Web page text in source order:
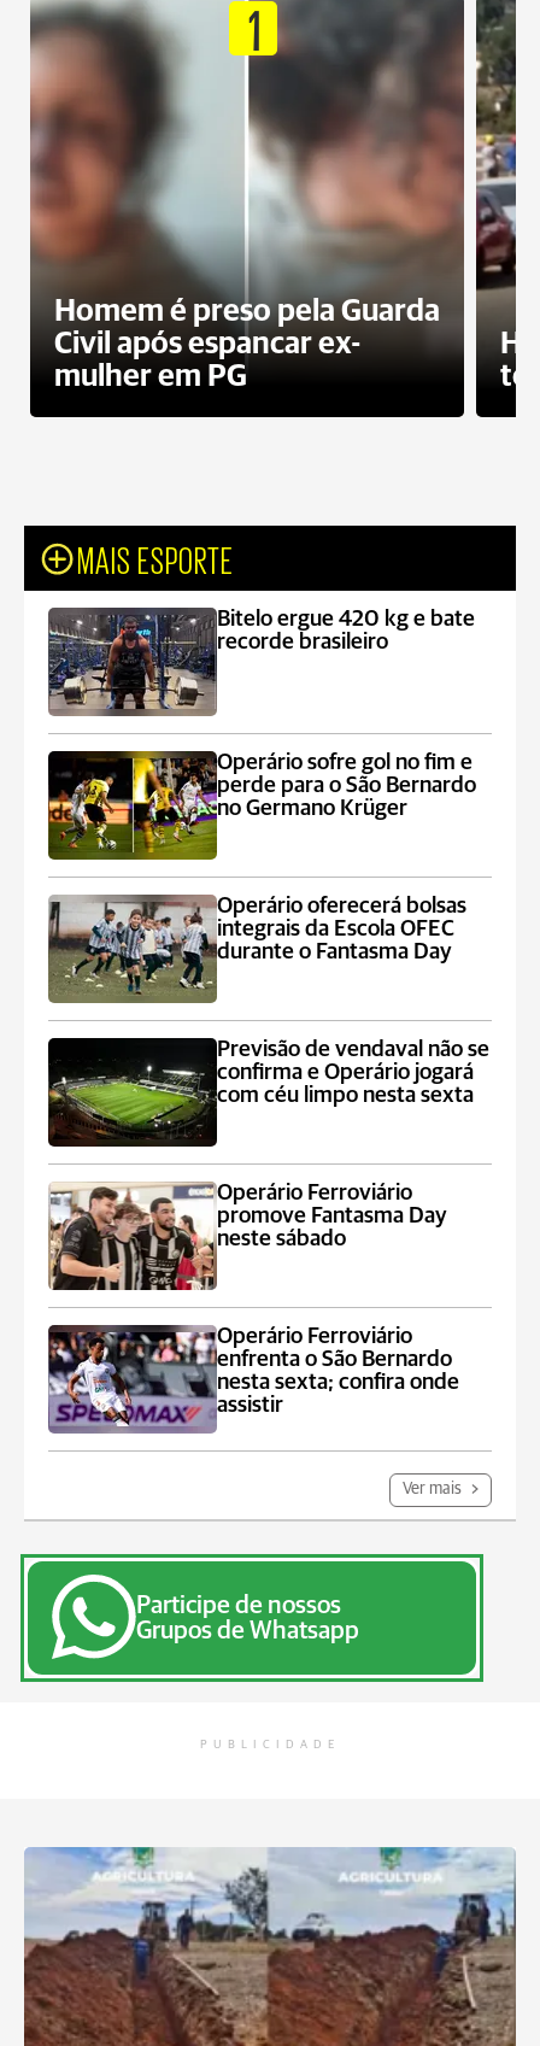
1
Homem é preso pela Guarda
Civil após espancar ex-
mulher em PG
MAIS ESPORTE
Bitelo ergue 420 kg e bate
recorde brasileiro
Operário sofre gol no fim e
perde para o São Bernardo
no Germano Krüger
Operário oferecerá bolsas
integrais da Escola OFEC
durante o Fantasma Day
Previsão de vendaval não se
confirma e Operário jogará
com céu limpo nesta sexta
Operário Ferroviário
promove Fantasma Day
neste sábado
Operário Ferroviário
enfrenta o São Bernardo
nesta sexta; confira onde
assistir
Ver mais
Participe de nossos
Grupos de Whatsapp
PUBLICIDADE